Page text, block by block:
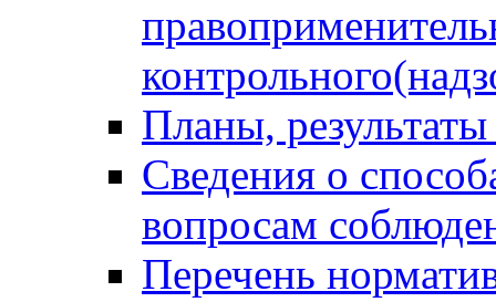
Планы,
Сведения о
вопросам
Перечень